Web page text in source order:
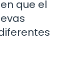
que el